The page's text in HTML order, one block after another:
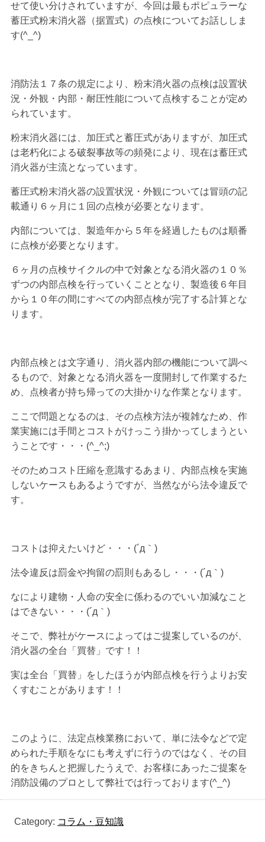
せて使い分けされていますが、今回は最もポピュラーな
蓄圧式粉末消火器（据置式）の点検についてお話ししま
す(^_^)
消防法１７条の規定により、粉末消火器の点検は設置状
況・外観・内部・耐圧性能について点検することが定め
られています。
粉末消火器には、加圧式と蓄圧式がありますが、加圧式
は老朽化による破裂事故等の頻発により、現在は蓄圧式
消火器が主流となっています。
蓄圧式粉末消火器の設置状況・外観については冒頭の記
載通り６ヶ月に１回の点検が必要となります。
内部については、製造年から５年を経過したものは順番
に点検が必要となります。
６ヶ月の点検サイクルの中で対象となる消火器の１０％
ずつの内部点検を行っていくこととなり、製造後６年目
から１０年の間にすべての内部点検が完了する計算とな
ります。
内部点検とは文字通り、消火器内部の機能について調べ
るもので、対象となる消火器を一度開封して作業するた
め、点検者が持ち帰っての大掛かりな作業となります。
ここで問題となるのは、その点検方法が複雑なため、作
業実施には手間とコストがけっこう掛かってしまうとい
うことです・・・(^_^;)
そのためコスト圧縮を意識するあまり、内部点検を実施
しないケースもあるようですが、当然ながら法令違反で
す。
コストは抑えたいけど・・・(´д｀)
法令違反は罰金や拘留の罰則もあるし・・・(´д｀)
なにより建物・人命の安全に係わるのでいい加減なこと
はできない・・・(´д｀)
そこで、弊社がケースによってはご提案しているのが、
消火器の全台「買替」です！！
実は全台「買替」をしたほうが内部点検を行うよりお安
くすむことがあります！！
このように、法定点検業務において、単に法令などで定
められた手順をなにも考えずに行うのではなく、その目
的をきちんと把握したうえで、お客様にあったご提案を
消防設備のプロとして弊社では行っております(^_^)
Category: コラム・豆知識